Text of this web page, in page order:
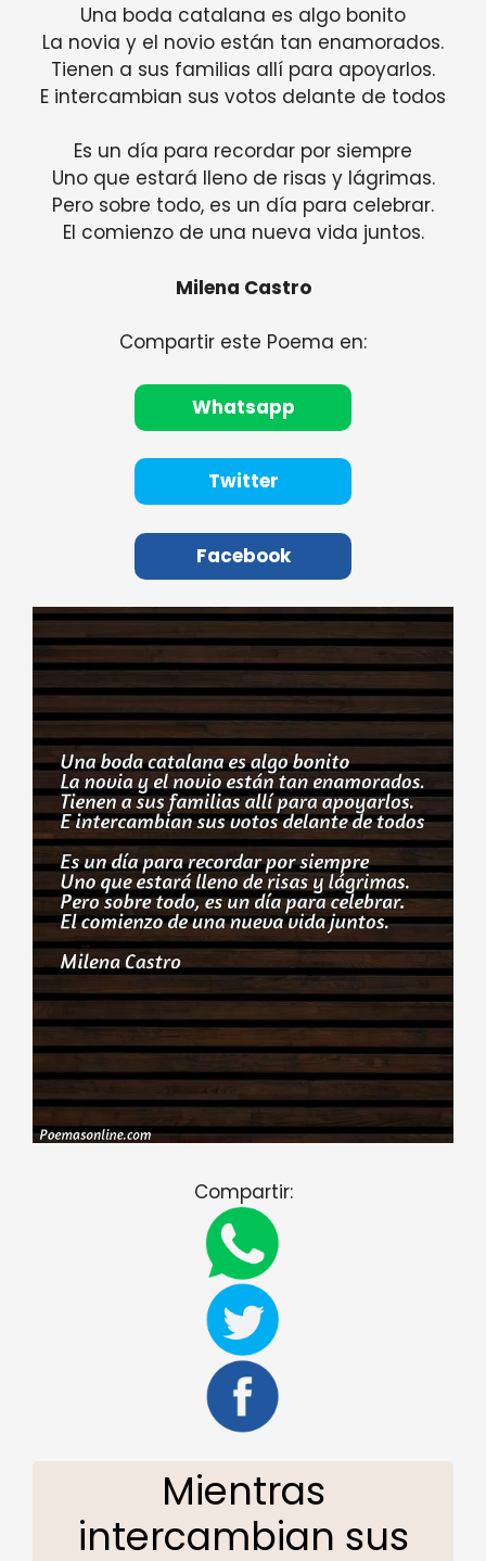
Una boda catalana es algo bonito
La novia y el novio están tan enamorados.
Tienen a sus familias allí para apoyarlos.
E intercambian sus votos delante de todos
Es un día para recordar por siempre
Uno que estará lleno de risas y lágrimas.
Pero sobre todo, es un día para celebrar.
El comienzo de una nueva vida juntos.
Milena Castro
Compartir este Poema en:
Whatsapp
Twitter
Facebook
Compartir:
Mientras
intercambian sus